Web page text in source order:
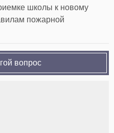
школы к новому
пожарной
вопрос